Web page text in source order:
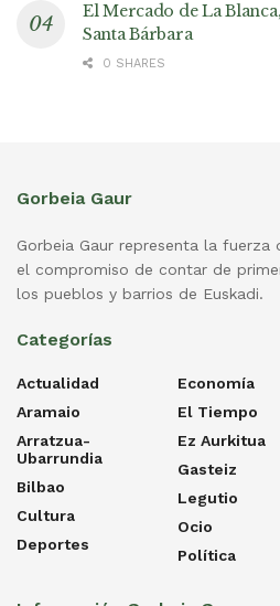
El Mercado de La
Santa Bárbara
0 SHARES
Gorbeia Gaur
Gorbeia Gaur representa la
el compromiso de contar de
los pueblos y barrios de Euskadi.
Categorías
Actualidad
Aramaio
Arratzua-
Ubarrundia
Bilbao
Cultura
Deportes
Economía
El Tiempo
Ez Aurkitua
Gasteiz
Legutio
Ocio
Política